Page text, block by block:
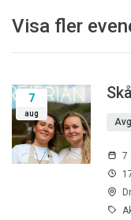
Visa fler
7
aug
7